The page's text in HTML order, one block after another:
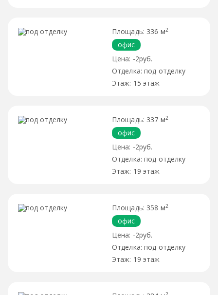
336 м2
офис
-2руб.
под отделку
15 этаж
337 м2
офис
-2руб.
под отделку
19 этаж
358 м2
офис
-2руб.
под отделку
19 этаж